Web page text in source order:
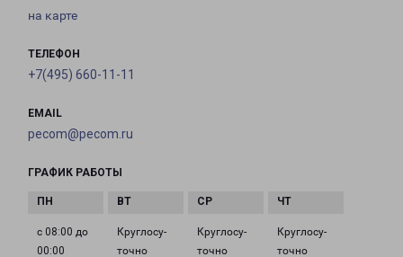
на карте
ТЕЛЕФОН
+7(495) 660-11-11
EMAIL
pecom@pecom.ru
ГРАФИК РАБОТЫ
с 08:00 до
00:00
Круглосу­
точно
Круглосу­
точно
Круглосу­
точно